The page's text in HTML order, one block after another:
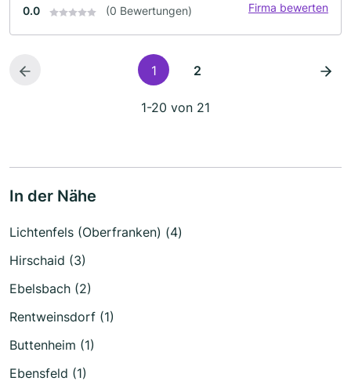
0.0 (0 Bewertungen) Firma bewerten
1 2
1-20 von 21
In der Nähe
Lichtenfels (Oberfranken) (4)
Hirschaid (3)
Ebelsbach (2)
Rentweinsdorf (1)
Buttenheim (1)
Ebensfeld (1)